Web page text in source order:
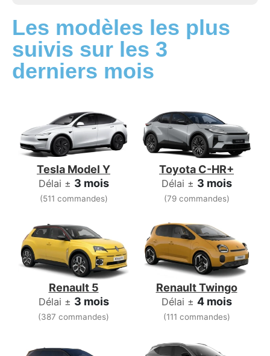
Les modèles les plus
suivis sur les 3
derniers mois
Tesla Model Y
Délai ± 3 mois
(511 commandes)
Toyota C-HR+
Délai ± 3 mois
(79 commandes)
Renault 5
Délai ± 3 mois
(387 commandes)
Renault Twingo
Délai ± 4 mois
(111 commandes)